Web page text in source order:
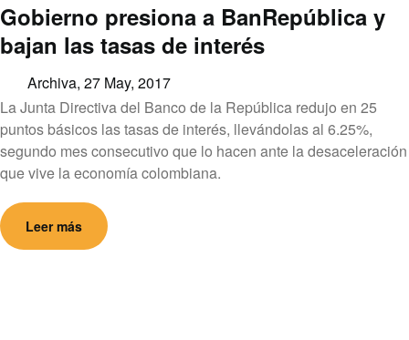
Gobierno presiona a BanRepública y
bajan las tasas de interés
Archiva, 27 May, 2017
La Junta Directiva del Banco de la República redujo en 25
puntos básicos las tasas de interés, llevándolas al 6.25%,
segundo mes consecutivo que lo hacen ante la desaceleración
que vive la economía colombiana.
Leer más